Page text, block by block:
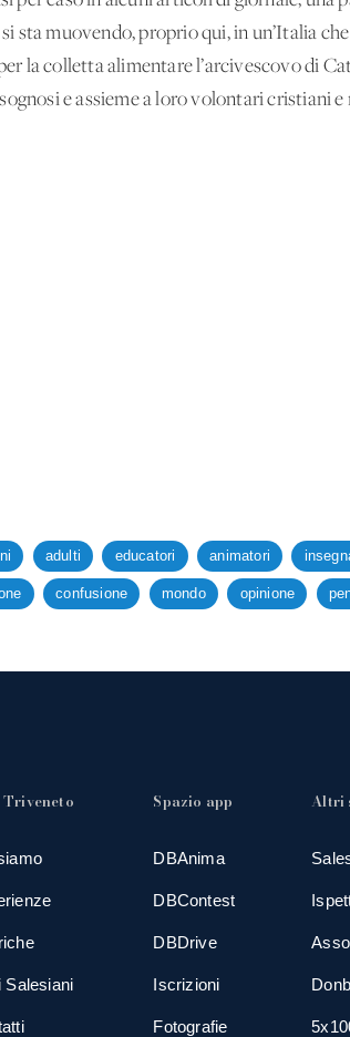
sta muovendo, proprio qui, in un’Italia
la colletta alimentare l’arcivescovo di
e assieme a loro volontari cristiani
adulti educatori animatori
confusione mondo opinione
Triveneto
Salesiani
Spazio app
DBAnima
DBContest
DBDrive
Iscrizioni
Fotografie
Altri